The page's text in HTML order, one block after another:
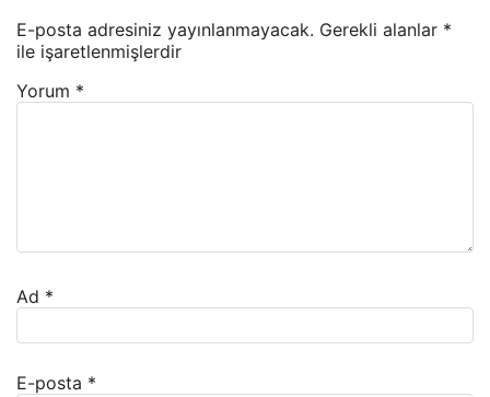
E-posta adresiniz yayınlanmayacak. Gerekli alanlar *
ile işaretlenmişlerdir
Yorum *
Ad *
E-posta *